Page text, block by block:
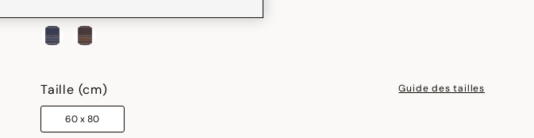
Taille (cm) Guide des tailles
60 x 80